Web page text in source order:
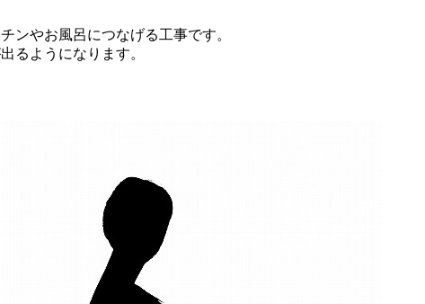
ンやお風呂につなげる工事です。
るようになります。